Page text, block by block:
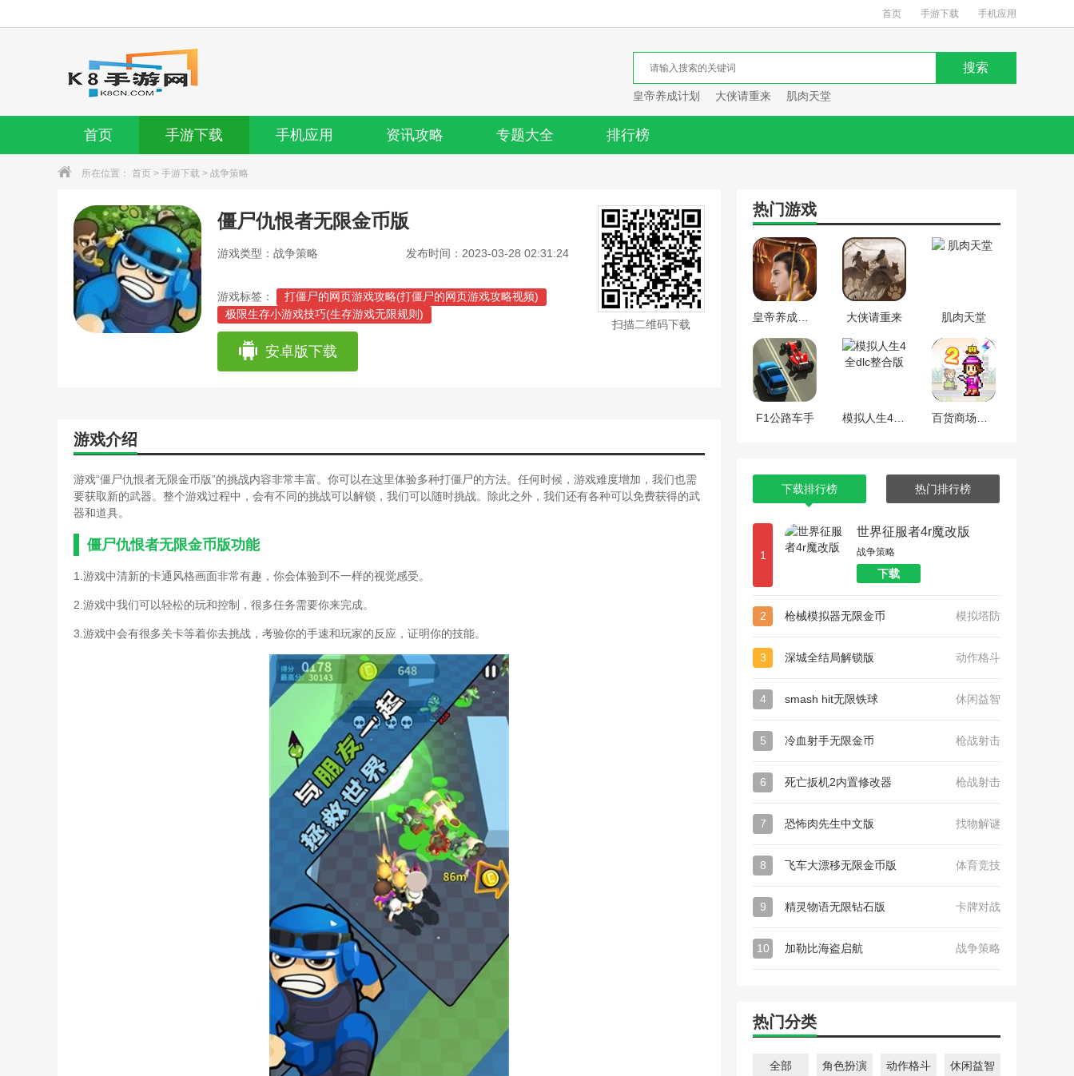
首页 手游下载 手机应用
皇帝养成计划 大侠请重来 肌肉天堂
首页 手游下载 手机应用 资讯攻略 专题大全 排行榜
所在位置： 首页 > 手游下载 > 战争策略
僵尸仇恨者无限金币版
游戏类型：战争策略 发布时间：2023-03-28 02:31:24
游戏标签：
打僵尸的网页游戏攻略(打僵尸的网页游戏攻略视频)
极限生存小游戏技巧(生存游戏无限规则)
僵尸大作战游戏攻略(僵尸大作战游戏攻略视频)
僵尸毁灭工程短接(僵尸毁灭工程短接车辆要什么技能)
僵尸简体游戏攻略开门密码(僵尸攻略)
恐怖僵尸单机游戏攻略(恐怖僵尸单机游戏攻略手机版)
妹子与僵尸游戏攻略(妹子打僵尸手游)
苹果上的枪战僵尸游戏攻略(苹果打僵尸的游戏)
无限恐怖单机游戏秘籍(无限恐怖单机游戏秘籍怎么用)
游戏大战僵尸的游戏攻略(僵尸世界大战游戏玩法)
植物大战僵尸单机版网页游戏攻略(植物大战僵尸单机版网页游戏攻略
大全)
植物大战全明星游戏攻略(植物大战僵尸游戏全明星)
打僵尸的网页游戏攻略(打僵尸游戏网游)
割绳子无限能量游戏攻略(割绳子无限金币)
僵尸的撤退游戏攻略(僵尸撤退作者的其他游戏)
僵尸毁灭工程短接(僵尸毁灭工程短接一直失败)
僵尸简体游戏攻略开门密码(僵尸解密小游戏)
僵尸炮艇生存游戏技巧(僵尸炮艇生存攻略技巧)
僵尸世界生存攻略游戏攻略(僵尸攻略)
僵尸医院手游攻略(僵尸医院手游攻略视频)
绝地求生僵尸模式手游攻略(绝地求生手游僵尸模式怎么进)
炮打僵尸手游攻略(炮打僵尸好玩吗)
苹果上的枪战僵尸游戏攻略(苹果枪战单机游戏)
手游吃鸡打僵尸攻略(吃鸡僵尸生存战攻略)
特别小队大战僵尸游戏攻略综合篇(僵尸阻击小队)
无限恐怖游戏安卓版攻略(恐怖游戏无限金币版)
血战上海滩有没有游戏秘籍(血战上海滩秘籍无限血)
爷爷和僵尸游戏攻略(我想要看僵尸爷爷)
战僵尸游戏植物大战僵尸游戏攻略(大战僵尸游戏植物大战僵尸)
植物大战僵尸单机版网页游戏攻略(植物大战僵尸手机单机游戏)
植物大战僵尸小游戏全攻略(植物大战僵尸端游攻略)
植物僵尸2小游戏攻略(玩玩小游戏植物僵尸2攻略)
割绳子无限能量游戏攻略(割绳子游戏图片)
僵尸的撤退游戏攻略(僵尸的撤退游戏攻略视频)
僵尸毁灭工程发高烧(僵尸毁灭工程发高烧多久)
安卓版下载
扫描二维码下载
游戏介绍
游戏“僵尸仇恨者无限金币版”的挑战内容非常丰富。你可以在这里体验多种打僵尸的方法。任何时候，游戏难度增加，我们也需
要获取新的武器。整个游戏过程中，会有不同的挑战可以解锁，我们可以随时挑战。除此之外，我们还有各种可以免费获得的武
器和道具。
僵尸仇恨者无限金币版功能
1.游戏中清新的卡通风格画面非常有趣，你会体验到不一样的视觉感受。
2.游戏中我们可以轻松的玩和控制，很多任务需要你来完成。
3.游戏中会有很多关卡等着你去挑战，考验你的手速和玩家的反应，证明你的技能。
热门游戏
大侠请重来 肌肉天堂
F1公路车手
下载排行榜 热门排行榜
1
世界征服者4r魔改版
战争策略
下载
2 枪械模拟器无限金币 模拟塔防
3 深城全结局解锁版 动作格斗
4 smash hit无限铁球 休闲益智
5 冷血射手无限金币 枪战射击
6 死亡扳机2内置修改器 枪战射击
7 恐怖肉先生中文版 找物解谜
8 飞车大漂移无限金币版 体育竞技
9 精灵物语无限钻石版 卡牌对战
10 加勒比海盗启航 战争策略
热门分类
全部 角色扮演 动作格斗 休闲益智